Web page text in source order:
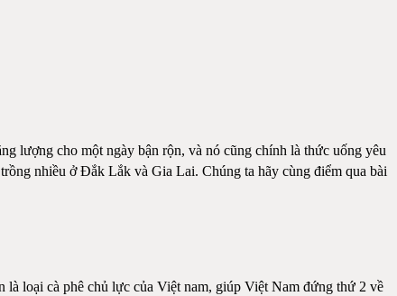
lượng cho một ngày bận rộn, và nó cũng chính là thức uống yêu
nhiều ở Đắk Lắk và Gia Lai. Chúng ta hãy cùng điểm qua bài
là loại cà phê chủ lực của Việt nam, giúp Việt Nam đứng thứ 2 về